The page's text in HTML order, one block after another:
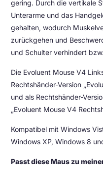
gering. Durch die vertikale
Unterarme und das
gehalten, wodurch
zurückgehen und
und Schulter verhindert
Die Evoluent Mouse V4
Rechtshänder-Version
und als Rechtshänder-
„Evoluent Mouse V4
Kompatibel mit Windows
Windows XP, Windows 8
Passt diese Maus zu